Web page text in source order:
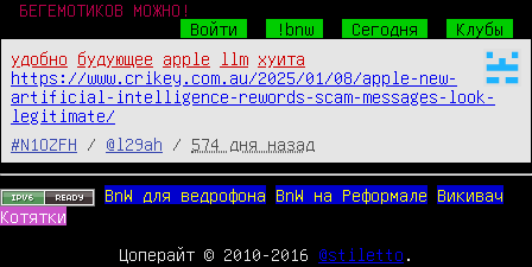
БЕГЕМОТИКОВ МОЖНО!
Войти
!bnw Сегодня
Клубы
удобно
будующее apple llm хуита
https://www.crikey.com.au/2025/01/08/apple-new-
artificial-intelligence-rewords-scam-messages-look-
legitimate/
#N1OZFH
/ @l29ah / 574 дня назад
BnW для ведрофона BnW на Реформале
Викивач
Котятки
Цоперайт © 2010-2016 @stiletto